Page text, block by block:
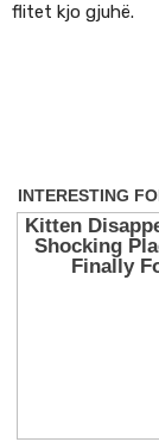
flitet kjo gjuhë.